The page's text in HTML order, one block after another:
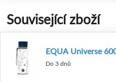
Související zboží
EQUA Universe
Do 3 dnů